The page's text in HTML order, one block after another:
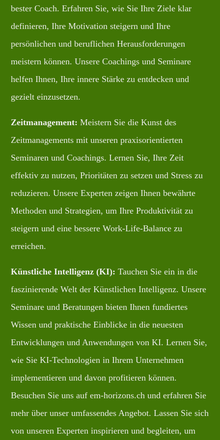
bester Coach. Erfahren Sie, wie Sie Ihre Ziele klar
definieren, Ihre Motivation steigern und Ihre
persönlichen und beruflichen Herausforderungen
meistern können. Unsere Coachings und Seminare
helfen Ihnen, Ihre innere Stärke zu entdecken und
gezielt einzusetzen.
Zeitmanagement:Meistern Sie die Kunst des
Zeitmanagements mit unseren praxisorientierten
Seminaren und Coachings. Lernen Sie, Ihre Zeit
effektiv zu nutzen, Prioritäten zu setzen und Stress zu
reduzieren. Unsere Experten zeigen Ihnen bewährte
Methoden und Strategien, um Ihre Produktivität zu
steigern und eine bessere Work-Life-Balance zu
erreichen.
Künstliche Intelligenz (KI):Tauchen Sie ein in die
faszinierende Welt der Künstlichen Intelligenz. Unsere
Seminare und Beratungen bieten Ihnen fundiertes
Wissen und praktische Einblicke in die neuesten
Entwicklungen und Anwendungen von KI. Lernen Sie,
wie Sie KI-Technologien in Ihrem Unternehmen
implementieren und davon profitieren können.
Besuchen Sie uns auf em-horizons.ch und erfahren Sie
mehr über unser umfassendes Angebot. Lassen Sie sich
von unseren Experten inspirieren und begleiten, um